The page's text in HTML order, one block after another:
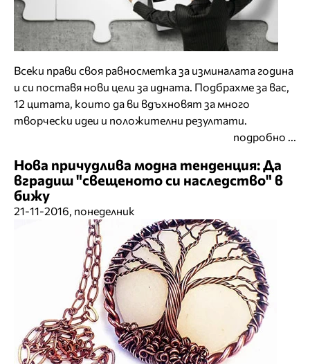
Всеки прави своя равносметка за изминалата година
и си поставя нови цели за идната. Подбрахме за вас,
12 цитата, които да ви вдъхновят за много
творчески идеи и положителни резултати.
подробно ...
Нова причудлива модна тенденция: Да
вградиш "свещеното си наследство" в
бижу
21-11-2016, понеделник